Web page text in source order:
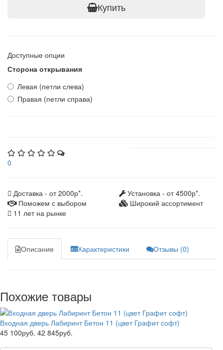
Купить
Доступные опции
Сторона открывания
Левая (петли слева)
Правая (петли справа)
0
Доставка - от 2000р*.
Установка - от 4500р*.
Поможем с выбором
Широкий ассортимент
11 лет на рынке
Описание Характеристики Отзывы (0)
Похожие товары
Входная дверь Лабиринт Бетон 11 (цвет Графит софт)
45 100руб. 42 845руб.